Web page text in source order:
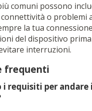
comuni possono
o problemi
la tua
del dispositivo
interruzioni.
frequenti
i requisiti per